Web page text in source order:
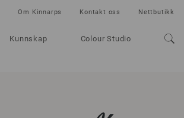
Kunnskap Colour Studio
Om Kinnarps Kontakt oss Nettbutikk